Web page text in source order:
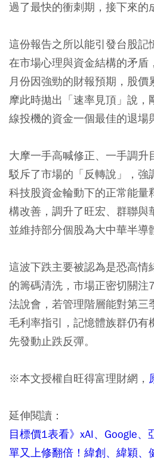
過了最快的衝刺期，接下來的
這份報告之所以能引發台股記
在市場心理與資金結構的矛盾
月份因強勁的財報預期，股價
摩此時拋出「速率見頂」說，
線投機的資金一個最佳的退場
大摩一手高喊修正、一手調升
駁斥了市場的「反轉說」，強
科技股資金輪動下的正常能量
構改善，調升了旺宏、群聯與
並維持部分個股為大中華半導
這波下跌主要被認為是恐高情
的籌碼清洗，市場正密切關
法說會，若管理階層能對第三
毛利率指引，記憶體族群仍有
先發動止跌反彈。
※本文授權自旺得富理財網，
延伸閱讀：
目標價1表看》xAI、Google
單又上修翻倍！緯創、緯穎